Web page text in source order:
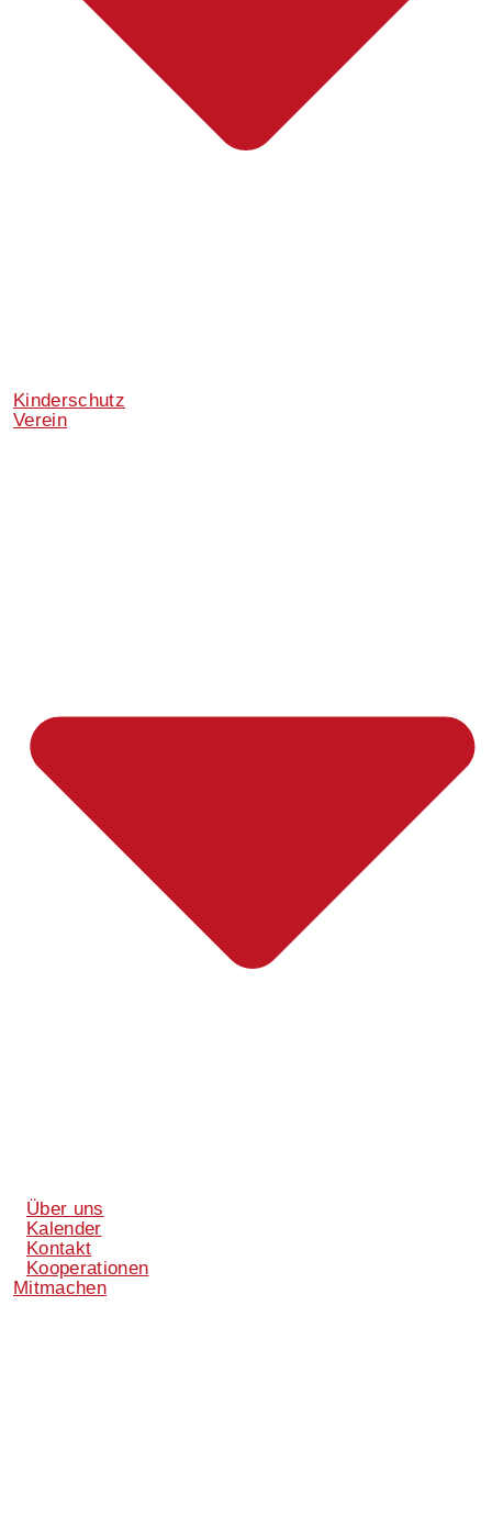
Kinderschutz
Verein
Über uns
Kalender
Kontakt
Kooperationen
Mitmachen